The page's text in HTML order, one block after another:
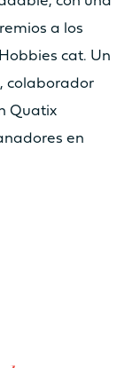
a los
cat. Un
, colaborador
Quatix
en